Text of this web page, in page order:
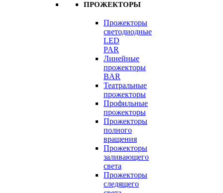
ПРОЖЕКТОРЫ
Прожекторы
светодиодные
LED
PAR
Линейные
прожекторы
BAR
Театральные
прожекторы
Профильные
прожекторы
Прожекторы
полного
вращения
Прожекторы
заливающего
света
Прожекторы
следящего